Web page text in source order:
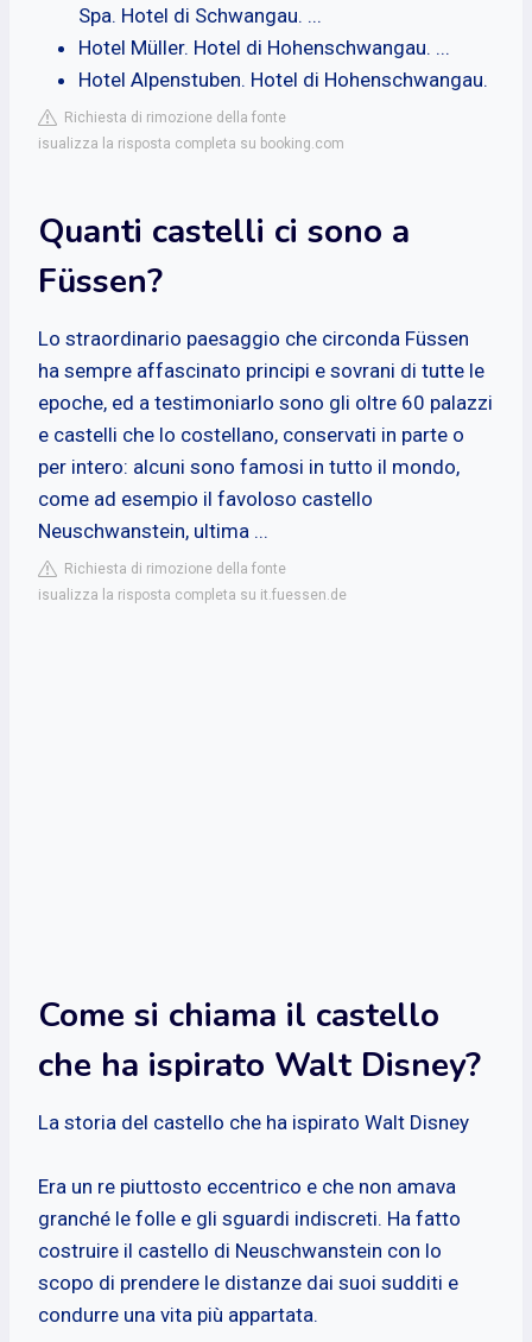
Spa. Hotel di Schwangau. ...
Hotel Müller. Hotel di Hohenschwangau. ...
Hotel Alpenstuben. Hotel di Hohenschwangau.
Richiesta di rimozione della fonte
isualizza la risposta completa su booking.com
Quanti castelli ci sono a
Füssen?
Lo straordinario paesaggio che circonda Füssen
ha sempre affascinato principi e sovrani di tutte le
epoche, ed a testimoniarlo sono gli oltre 60 palazzi
e castelli che lo costellano, conservati in parte o
per intero: alcuni sono famosi in tutto il mondo,
come ad esempio il favoloso castello
Neuschwanstein, ultima ...
Richiesta di rimozione della fonte
isualizza la risposta completa su it.fuessen.de
Come si chiama il castello
che ha ispirato Walt Disney?
La storia del castello che ha ispirato Walt Disney
Era un re piuttosto eccentrico e che non amava
granché le folle e gli sguardi indiscreti. Ha fatto
costruire il castello di Neuschwanstein con lo
scopo di prendere le distanze dai suoi sudditi e
condurre una vita più appartata.